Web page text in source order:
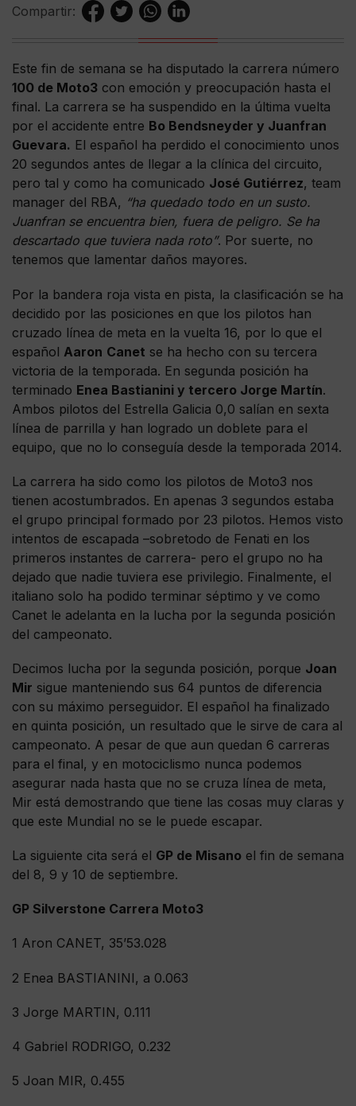
Compartir:
Este fin de semana se ha disputado la carrera número
100 de Moto3 con emoción y preocupación hasta el
final. La carrera se ha suspendido en la última vuelta
por el accidente entre Bo Bendsneyder y Juanfran
Guevara. El español ha perdido el conocimiento unos
20 segundos antes de llegar a la clínica del circuito,
pero tal y como ha comunicado José Gutiérrez, team
manager del RBA, “ha quedado todo en un susto.
Juanfran se encuentra bien, fuera de peligro. Se ha
descartado que tuviera nada roto”. Por suerte, no
tenemos que lamentar daños mayores.
Por la bandera roja vista en pista, la clasificación se ha
decidido por las posiciones en que los pilotos han
cruzado línea de meta en la vuelta 16, por lo que el
español Aaron Canet se ha hecho con su tercera
victoria de la temporada. En segunda posición ha
terminado Enea Bastianini y tercero Jorge Martín.
Ambos pilotos del Estrella Galicia 0,0 salían en sexta
línea de parrilla y han logrado un doblete para el
equipo, que no lo conseguía desde la temporada 2014.
La carrera ha sido como los pilotos de Moto3 nos
tienen acostumbrados. En apenas 3 segundos estaba
el grupo principal formado por 23 pilotos. Hemos visto
intentos de escapada –sobretodo de Fenati en los
primeros instantes de carrera- pero el grupo no ha
dejado que nadie tuviera ese privilegio. Finalmente, el
italiano solo ha podido terminar séptimo y ve como
Canet le adelanta en la lucha por la segunda posición
del campeonato.
Decimos lucha por la segunda posición, porque Joan
Mir sigue manteniendo sus 64 puntos de diferencia
con su máximo perseguidor. El español ha finalizado
en quinta posición, un resultado que le sirve de cara al
campeonato. A pesar de que aun quedan 6 carreras
para el final, y en motociclismo nunca podemos
asegurar nada hasta que no se cruza línea de meta,
Mir está demostrando que tiene las cosas muy claras y
que este Mundial no se le puede escapar.
La siguiente cita será el GP de Misano el fin de semana
del 8, 9 y 10 de septiembre.
GP Silverstone Carrera Moto3
1 Aron CANET, 35’53.028
2 Enea BASTIANINI, a 0.063
3 Jorge MARTIN, 0.111
4 Gabriel RODRIGO, 0.232
5 Joan MIR, 0.455